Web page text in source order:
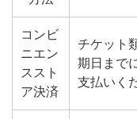
コンビ
ニエン
ススト
ア決済
チケット
期日まで
支払いく